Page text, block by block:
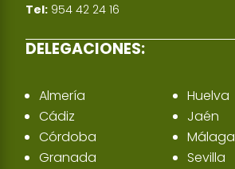
Tel: 954 42 24 16
DELEGACIONES:
Almería
Cádiz
Córdoba
Granada
Huelva
Jaén
Málaga
Sevilla